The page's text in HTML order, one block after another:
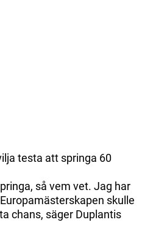
testa att springa 60
så vem vet. Jag har
skulle
chans, säger Duplantis